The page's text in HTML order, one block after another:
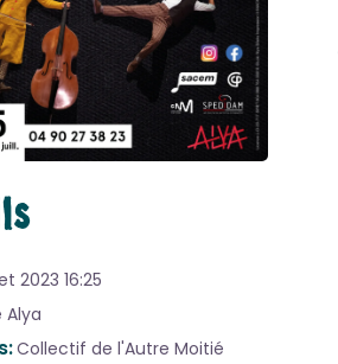
2023 16:25
Alya
Collectif de l'Autre Moitié